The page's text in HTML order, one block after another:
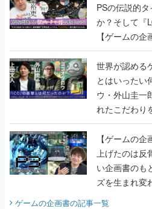
PSの伝説的
か？そして『
【ゲームの企
世界が認める
とはいったい
ウ・外山圭一
れたこだわり
画書】
【ゲームの
上げたのは
い企画書のも
ズを生まれ変
ゲームの企画書の記事一覧